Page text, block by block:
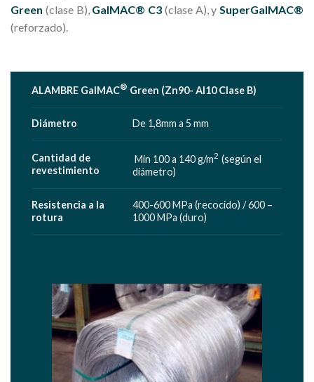
Green (clase B), GalMAC® C3 (clase A), y SuperGalMAC®
(reforzado).
ALAMBRE GalMAC® Green (Zn90- Al10 Clase B)
Diámetro De 1,8mm a 5 mm
Cantidad de
revestimiento
Min 100 a 140 g/m2 (según el
diámetro)
Resistencia a la
rotura
400-600 MPa (recocido) / 600 –
1000 MPa (duro)